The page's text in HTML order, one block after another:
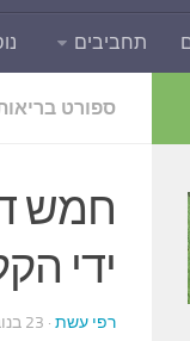
תחביבים
ספורט
חמש
ידי
רפי עשת · 23 בנובמבר 2015